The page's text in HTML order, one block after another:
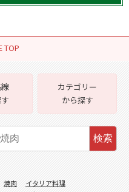
TOP
カテゴリー
から探す
検索
焼肉
イタリア料理